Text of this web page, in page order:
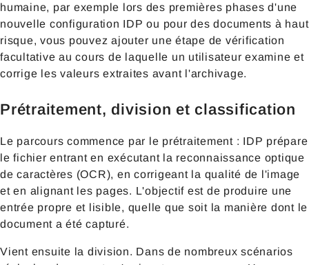
humaine, par exemple lors des premières phases d'une
nouvelle configuration IDP ou pour des documents à haut
risque, vous pouvez ajouter une étape de vérification
facultative au cours de laquelle un utilisateur examine et
corrige les valeurs extraites avant l'archivage.
Prétraitement, division et classification
Le parcours commence par le prétraitement : IDP prépare
le fichier entrant en exécutant la reconnaissance optique
de caractères (OCR), en corrigeant la qualité de l'image
et en alignant les pages. L'objectif est de produire une
entrée propre et lisible, quelle que soit la manière dont le
document a été capturé.
Vient ensuite la division. Dans de nombreux scénarios